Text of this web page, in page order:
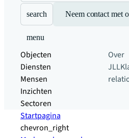
search Neem contact met
menu
Objecten
Diensten
Mensen
Inzichten
Sectoren
Over
JLL
Startpagina
chevron_right